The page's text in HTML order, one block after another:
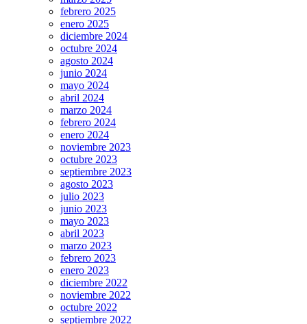
febrero 2025
enero 2025
diciembre 2024
octubre 2024
agosto 2024
junio 2024
mayo 2024
abril 2024
marzo 2024
febrero 2024
enero 2024
noviembre 2023
octubre 2023
septiembre 2023
agosto 2023
julio 2023
junio 2023
mayo 2023
abril 2023
marzo 2023
febrero 2023
enero 2023
diciembre 2022
noviembre 2022
octubre 2022
septiembre 2022